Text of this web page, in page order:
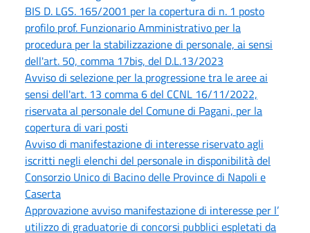
BIS D. LGS. 165/2001 per la copertura di n. 1 posto
profilo prof. Funzionario Amministrativo per la
procedura per la stabilizzazione di personale, ai sensi
dell'art. 50, comma 17bis, del D.L.13/2023
Avviso di selezione per la progressione tra le aree ai
sensi dell'art. 13 comma 6 del CCNL 16/11/2022,
riservata al personale del Comune di Pagani, per la
copertura di vari posti
Avviso di manifestazione di interesse riservato agli
iscritti negli elenchi del personale in disponibilità del
Consorzio Unico di Bacino delle Province di Napoli e
Caserta
Approvazione avviso manifestazione di interesse per l’
utilizzo di graduatorie di concorsi pubblici espletati da